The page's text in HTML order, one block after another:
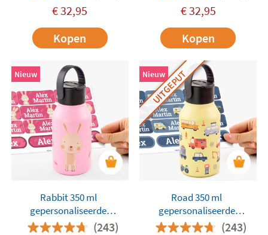
€32,95
Kopen
€32,95
Kopen
Nieuw
Rabbit 350 ml
gepersonaliseerde
Runbott-thermosfles
(243)
Nieuw
UITGEPUT
Road 350 ml
gepersonaliseerde
Runbott-thermosfles
(243)